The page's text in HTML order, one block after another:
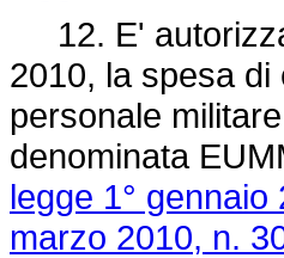
12. E'
2010, la spesa
personale
denominata
legge 1° gennaio
marzo 2010, n.